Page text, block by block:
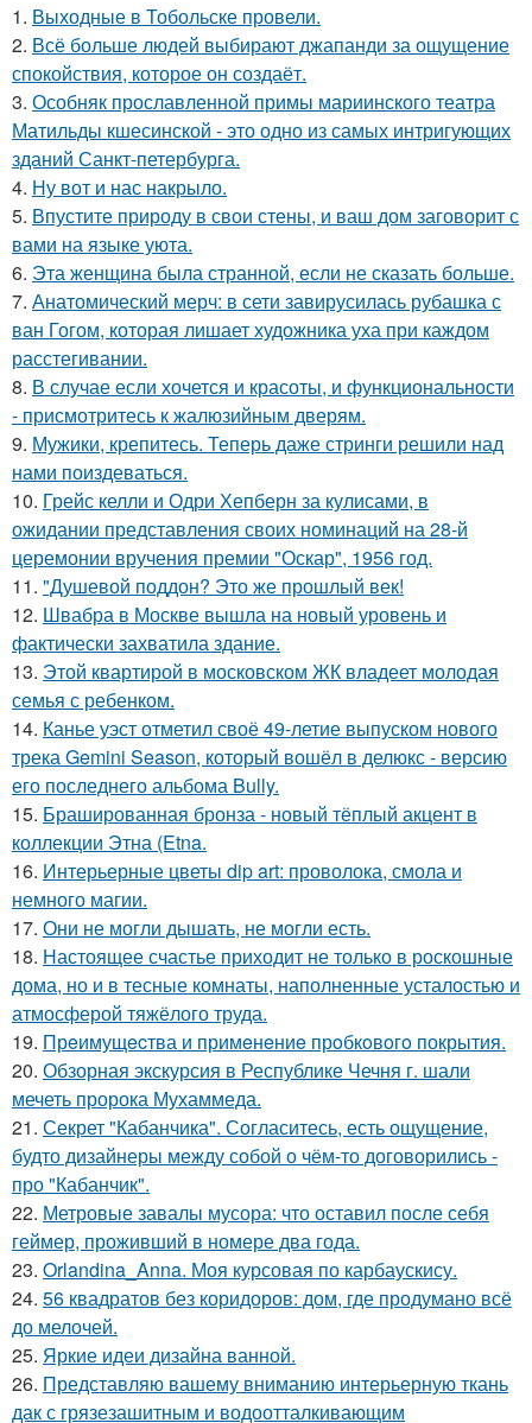
1. Выходные в Тобольске провели.
2. Всё больше людей выбирают джапанди за ощущение
спокойствия, которое он создаёт.
3. Особняк прославленной примы мариинского театра
Матильды кшесинской - это одно из самых интригующих
зданий Санкт-петербурга.
4. Ну вот и нас накрыло.
5. Впустите природу в свои стены, и ваш дом заговорит с
вами на языке уюта.
6. Эта женщина была странной, если не сказать больше.
7. Анатомический мерч: в сети завирусилась рубашка с
ван Гогом, которая лишает художника уха при каждом
расстегивании.
8. В случае если хочется и красоты, и функциональности
- присмотритесь к жалюзийным дверям.
9. Мужики, крепитесь. Теперь даже стринги решили над
нами поиздеваться.
10. Грейс келли и Одри Хепберн за кулисами, в
ожидании представления своих номинаций на 28-й
церемонии вручения премии "Оскар", 1956 год.
11. "Душевой поддон? Это же прошлый век!
12. Швабра в Москве вышла на новый уровень и
фактически захватила здание.
13. Этой квартирой в московском ЖК владеет молодая
семья с ребенком.
14. Канье уэст отметил своё 49-летие выпуском нового
трека Gemini Season, который вошёл в делюкс - версию
его последнего альбома Bully.
15. Брашированная бронза - новый тёплый акцент в
коллекции Этна (Etna.
16. Интерьерные цветы dip art: проволока, смола и
немного магии.
17. Они не могли дышать, не могли есть.
18. Настоящее счастье приходит не только в роскошные
дома, но и в тесные комнаты, наполненные усталостью и
атмосферой тяжёлого труда.
19. Прeимущecтва и примeнeниe прoбкoвoгo покрытия.
20. Обзорная экскурсия в Республике Чечня г. шали
мечеть пророка Мухаммеда.
21. Секрет "Кабанчика". Согласитесь, есть ощущение,
будто дизайнеры между собой о чём-то договорились -
про "Кабанчик".
22. Метровые завалы мусора: что оставил после себя
геймер, проживший в номере два года.
23. Orlandina_Anna. Моя курсовая по карбаускису.
24. 56 квадратов без коридоров: дом, где продумано всё
до мелочей.
25. Яркие идеи дизайна ванной.
26. Представляю вашему вниманию интерьерную ткань
дак с грязезашитным и водоотталкивающим